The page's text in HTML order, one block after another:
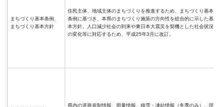
まちづくり基本条例、
まちづくり基本方針
住民主体、地域主体のまちづくりを推進するため、まちづくり基本
条例に基づき、本県のまちづくり施策の方向性を総合的に示した基
本方針。人口減少社会の到来や東日本大震災を契機とした社会状況
の変化等に対応するため、平成25年3月に改訂。
県内の道路規制情報、雨量情報、積雪・凍結情報（冬季のみ）、現